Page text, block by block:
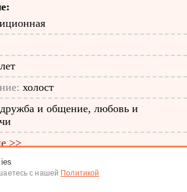
холост
дружба и общение, любовь и
>>
анкет
с нашей Политикой